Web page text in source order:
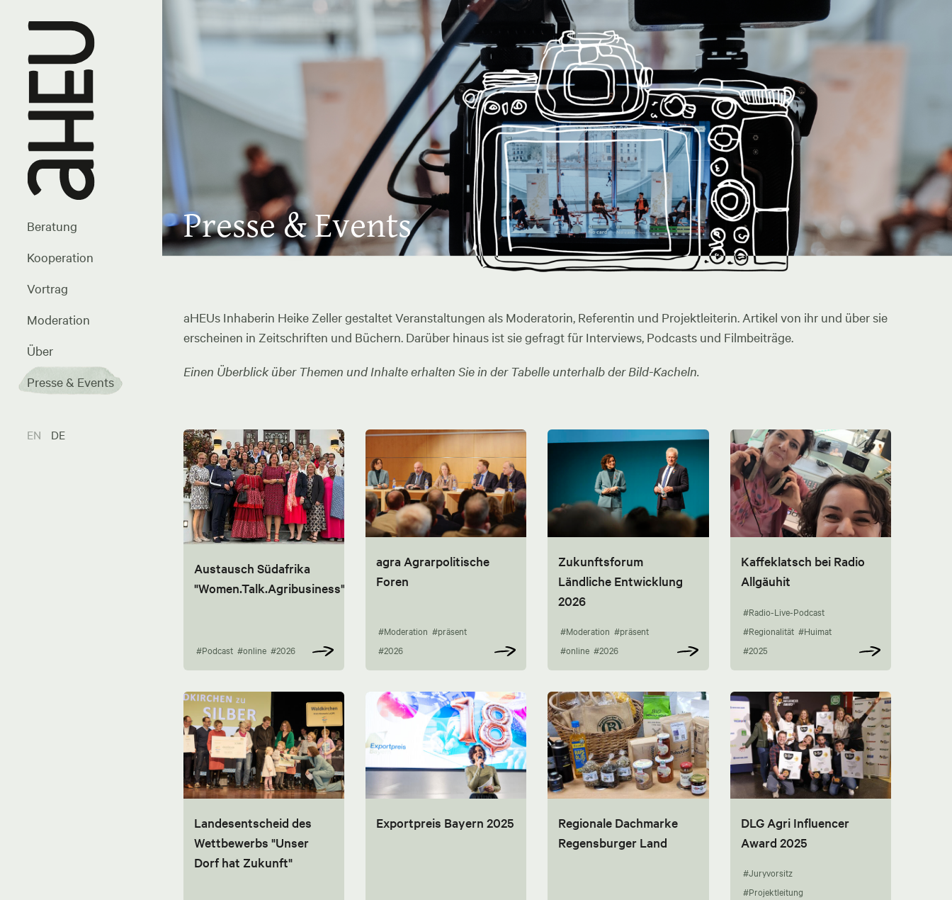
Beratung
Kooperation
Vortrag
Moderation
Über
Presse & Events
EN DE
Presse & Events
aHEUs Inhaberin Heike Zeller gestaltet Veranstaltungen als Moderatorin, Referentin und Projektleiterin. Artikel von ihr und über sie
erscheinen in Zeitschriften und Büchern. Darüber hinaus ist sie gefragt für Interviews, Podcasts und Filmbeiträge.
Einen Überblick über Themen und Inhalte erhalten Sie in der Tabelle unterhalb der Bild-Kacheln.
Austausch Südafrika
"Women.Talk.Agribusiness"
#Podcast #online #2026
agra Agrarpolitische
Foren
#Moderation #präsent
#2026
Zukunftsforum
Ländliche Entwicklung
2026
#Moderation #präsent
#online #2026
Kaffeklatsch bei Radio
Allgäuhit
#Radio-Live-Podcast
#Regionalität #Huimat
#2025
Landesentscheid des
Wettbewerbs "Unser
Dorf hat Zukunft"
Exportpreis Bayern 2025
Regionale Dachmarke
Regensburger Land
DLG Agri Influencer
Award 2025
#Juryvorsitz
#Projektleitung